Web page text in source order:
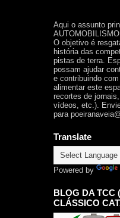
Aqui o assunto
O objetivo é
história das
pistas de terra.
possam ajudar
e contribuindo
alimentar este
recortes de
vídeos, etc.).
para
Translate
Powered by
BLOG DA TCC
CLÁSSICO